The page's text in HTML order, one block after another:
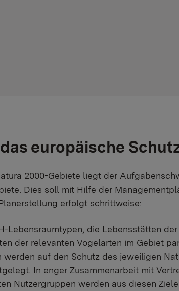
europäische
2000-Gebiete liegt der
Dies soll mit Hilfe der
erfolgt schrittweise:
Lebensraumtypen, die Lebensstätten
der relevanten Vogelarten im Gebiet
auf den Schutz des jeweiligen
In enger Zusammenarbeit mit
Nutzergruppen werden aus diesen